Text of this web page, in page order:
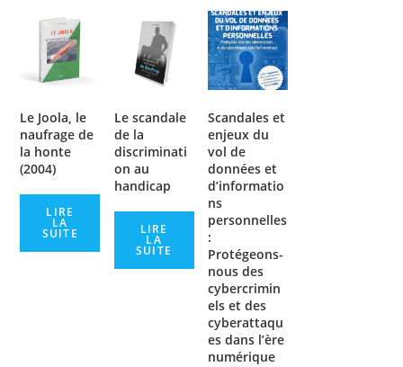
Le Joola, le
naufrage de
la honte
(2004)
LIRE
LA
SUITE
Le scandale
de la
discriminati
on au
handicap
LIRE
LA
SUITE
Scandales et
enjeux du
vol de
données et
d’informatio
ns
personnelles
:
Protégeons-
nous des
cybercrimin
els et des
cyberattaqu
es dans l’ère
numérique